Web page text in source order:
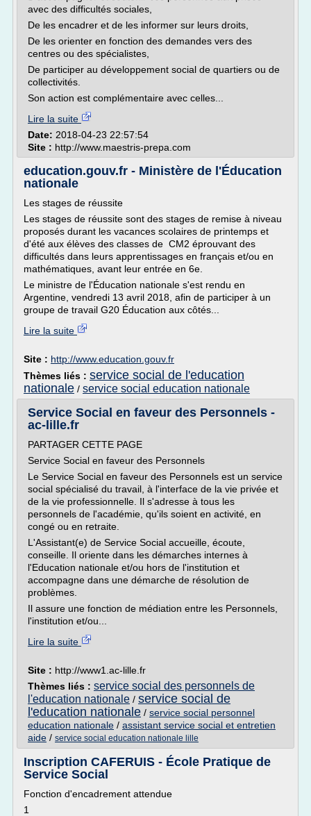
avec des difficultés sociales,
De les encadrer et de les informer sur leurs droits,
De les orienter en fonction des demandes vers des
centres ou des spécialistes,
De participer au développement social de quartiers ou de
collectivités.
Son action est complémentaire avec celles...
Lire la suite
Date: 2018-04-23 22:57:54
Site : http://www.maestris-prepa.com
education.gouv.fr - Ministère de l'Éducation
nationale
Les stages de réussite
Les stages de réussite sont des stages de remise à niveau
proposés durant les vacances scolaires de printemps et
d'été aux élèves des classes de CM2 éprouvant des
difficultés dans leurs apprentissages en français et/ou en
mathématiques, avant leur entrée en 6e.
Le ministre de l'Éducation nationale s'est rendu en
Argentine, vendredi 13 avril 2018, afin de participer à un
groupe de travail G20 Éducation aux côtés...
Lire la suite
Site : http://www.education.gouv.fr
Thèmes liés : service social de l'education
nationale / service social education nationale
Service Social en faveur des Personnels -
ac-lille.fr
PARTAGER CETTE PAGE
Service Social en faveur des Personnels
Le Service Social en faveur des Personnels est un service
social spécialisé du travail, à l'interface de la vie privée et
de la vie professionnelle. Il s'adresse à tous les
personnels de l'académie, qu'ils soient en activité, en
congé ou en retraite.
L'Assistant(e) de Service Social accueille, écoute,
conseille. Il oriente dans les démarches internes à
l'Education nationale et/ou hors de l'institution et
accompagne dans une démarche de résolution de
problèmes.
Il assure une fonction de médiation entre les Personnels,
l'institution et/ou...
Lire la suite
Site : http://www1.ac-lille.fr
Thèmes liés : service social des personnels de
l'education nationale / service social de
l'education nationale / service social personnel
education nationale / assistant service social et entretien
aide / service social education nationale lille
Inscription CAFERUIS - École Pratique de
Service Social
Fonction d'encadrement attendue
1